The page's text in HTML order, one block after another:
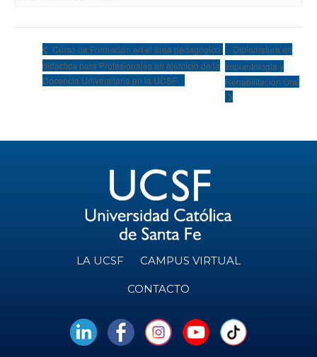
Curso de Formación en el área pedagógico-
didáctica para Profesionales en ejercicio de la
Docencia Universitaria en la UCSF
Diplomatura en
Implantologia y
Rehabilitación Oral
LA UCSF CAMPUS VIRTUAL
CONTACTO